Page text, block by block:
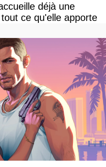
déjà une
ce qu'elle apporte